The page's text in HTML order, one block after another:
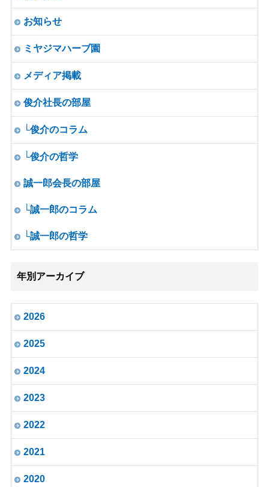
お知らせ
ミヤジマハーブ園
メディア掲載
俊介社長の部屋
└俊介のコラム
└俊介の哲学
誠一郎会長の部屋
└誠一郎のコラム
└誠一郎の哲学
年別アーカイブ
2026
2025
2024
2023
2022
2021
2020